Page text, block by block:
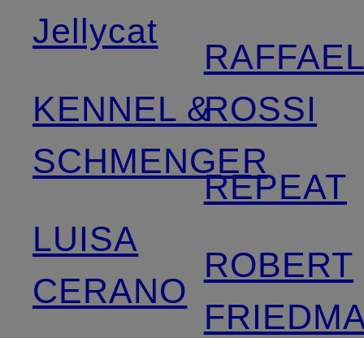
Jellycat
KENNEL &
SCHMENGER
LUISA
CERANO
ROSSI
REPEAT
ROBERT